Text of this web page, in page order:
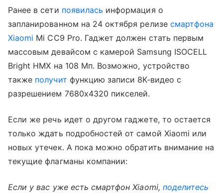
Ранее в сети появилась информация о
запланированном на 24 октября релизе смартфона
Xiaomi Mi CC9 Pro. Гаджет должен стать первым
массовым девайсом с камерой Samsung ISOCELL
Bright HMX на 108 Мп. Возможно, устройство
также получит функцию записи 8K-видео с
разрешением 7680x4320 пикселей.
Если же речь идет о другом гаджете, то остается
только ждать подробностей от самой Xiaomi или
новых утечек. А пока можно обратить внимание на
текущие флагманы компании:
Если у вас уже есть смартфон Xiaomi, поделитесь